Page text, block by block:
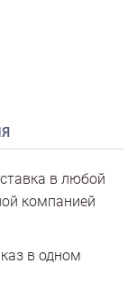
в любой
компанией
в одном